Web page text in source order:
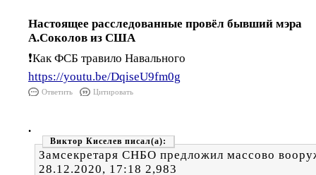
Настоящее расследованные провёл бывший мэра
А.Соколов из США
❗️Как ФСБ травило Навального
https://youtu.be/DqiseU9fm0g
Ответить Цитировать
.
Виктор Киселев
Замсекретаря СНБО предложил массово
28.12.2020, 17:18 2,983